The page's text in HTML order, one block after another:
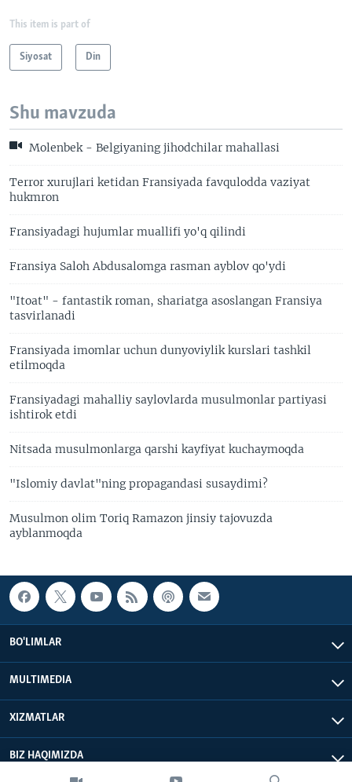
This item is part of
Siyosat Din
Shu mavzuda
Molenbek - Belgiyaning jihodchilar mahallasi
Terror xurujlari ketidan Fransiyada favqulodda vaziyat
hukmron
Fransiyadagi hujumlar muallifi yo'q qilindi
Fransiya Saloh Abdusalomga rasman ayblov qo'ydi
"Itoat" - fantastik roman, shariatga asoslangan Fransiya
tasvirlanadi
Fransiyada imomlar uchun dunyoviylik kurslari tashkil
etilmoqda
Fransiyadagi mahalliy saylovlarda musulmonlar partiyasi
ishtirok etdi
Nitsada musulmonlarga qarshi kayfiyat kuchaymoqda
"Islomiy davlat"ning propagandasi susaydimi?
Musulmon olim Toriq Ramazon jinsiy tajovuzda
ayblanmoqda
BO'LIMLAR
MULTIMEDIA
XIZMATLAR
BIZ HAQIMIZDA